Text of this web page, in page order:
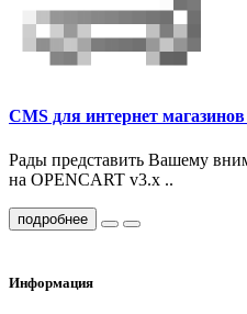
CMS для интернет
Рады представить Вашему
на OPENCART v3.x ..
подробнее
Информация